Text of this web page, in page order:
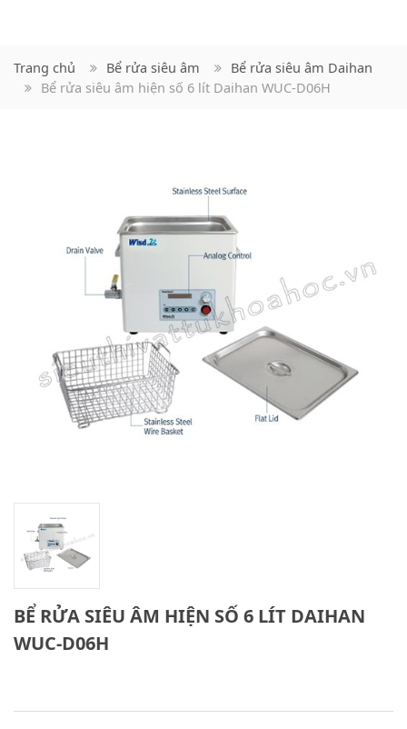
Trang chủ Bể rửa siêu âm
Bể rửa siêu âm Daihan
Bể rửa siêu âm hiện số 6 lít Daihan WUC-D06H
BỂ RỬA SIÊU ÂM HIỆN SỐ 6 LÍT DAIHAN
WUC-D06H